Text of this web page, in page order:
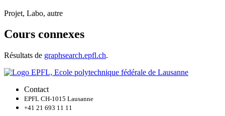
Projet, Labo, autre
Cours connexes
Résultats de graphsearch.epfl.ch.
Contact
EPFL CH-1015 Lausanne
+41 21 693 11 11